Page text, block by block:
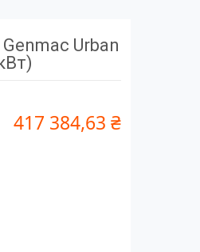
Urban
417 384,63 ₴